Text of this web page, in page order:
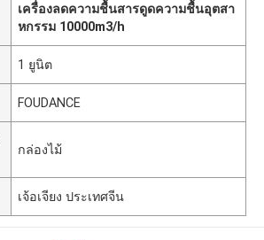
เครื่องลดความชื้นสารดูดความชื้นอุตสา
หกรรม 10000m3/h
1 ยูนิต
FOUDANCE
กล่องไม้
เจ้อเจียง ประเทศจีน